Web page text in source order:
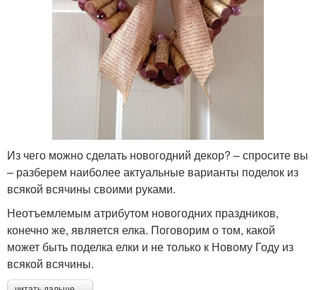
Из чего можно сделать новогодний декор? – спросите вы
– разберем наиболее актуальные варианты поделок из
всякой всячины своими руками.
Неотъемлемым атрибутом новогодних праздников,
конечно же, является елка. Поговорим о том, какой
может быть поделка елки и не только к Новому Году из
всякой всячины.